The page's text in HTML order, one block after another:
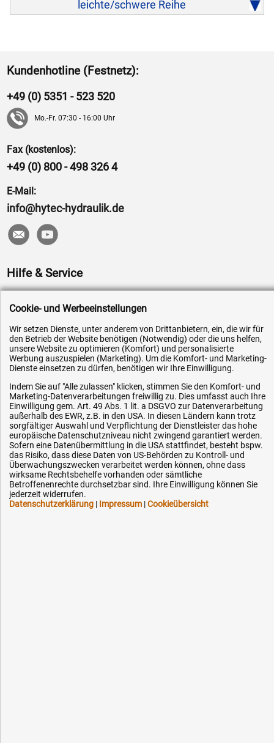
leichte/schwere Reihe
Kundenhotline (Festnetz):
+49 (0) 5351 - 523 520
Mo.-Fr. 07:30 - 16:00 Uhr
Fax (kostenlos):
+49 (0) 800 - 498 326 4
E-Mail:
info@hytec-hydraulik.de
Hilfe & Service
Zahlungsarten
Service
AGB / Widerrufsrecht
Datenschutz
Impressum
Karriere
OEM-Ersatzteile
Technik-Hilfe
Downloads
Kontakt
Ihre Hytec-Hydraulik Vorteile
Cookie- und Werbeeinstellungen
Wir setzen Dienste, unter anderem von Drittanbietern, ein, die wir für
den Betrieb der Website benötigen (Notwendig) oder die uns helfen,
unsere Website zu optimieren (Komfort) und personalisierte
Werbung auszuspielen (Marketing). Um die Komfort- und Marketing-
Dienste einsetzen zu dürfen, benötigen wir Ihre Einwilligung.
Indem Sie auf "Alle zulassen" klicken, stimmen Sie den Komfort- und
Marketing-Datenverarbeitungen freiwillig zu. Dies umfasst auch Ihre
Einwilligung gem. Art. 49 Abs. 1 lit. a DSGVO zur Datenverarbeitung
außerhalb des EWR, z.B. in den USA. In diesen Ländern kann trotz
sorgfältiger Auswahl und Verpflichtung der Dienstleister das hohe
europäische Datenschutzniveau nicht zwingend garantiert werden.
Sofern eine Datenübermittlung in die USA stattfindet, besteht bspw.
das Risiko, dass diese Daten von US-Behörden zu Kontroll- und
Überwachungszwecken verarbeitet werden können, ohne dass
wirksame Rechtsbehelfe vorhanden oder sämtliche
Betroffenenrechte durchsetzbar sind. Ihre Einwilligung können Sie
jederzeit widerrufen.
Datenschutzerklärung | Impressum |Cookieübersicht